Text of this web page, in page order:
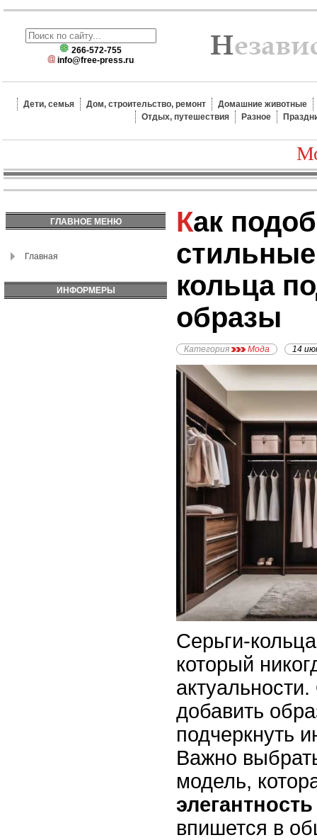
266-572-755
info@free-press.ru
Дети, семья Дом, строительство, ремонт
Домашние животные
Отдых, путешествия
Разное
ГЛАВНОЕ МЕНЮ
Главная
ИНФОРМЕРЫ
Как подобрать
кольца
образы
Категория Мода 14
Серьги-
который
добавить
подчеркнуть
Важно
модель,
элегантность
впишется в